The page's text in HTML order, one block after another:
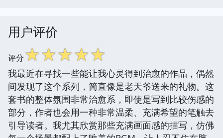
用户评价
评分☆☆☆☆☆
我最近在寻找一些能让我心灵得到治愈的作品，偶然
间发现了这个系列，简直像是老天爷送来的礼物。这
套书的整体氛围非常治愈系，即使是写到比较伤感的
部分，作者也会用一种非常温柔、充满希望的笔触去
引导读者。我尤其欣赏那些充满画面感的描写，仿佛